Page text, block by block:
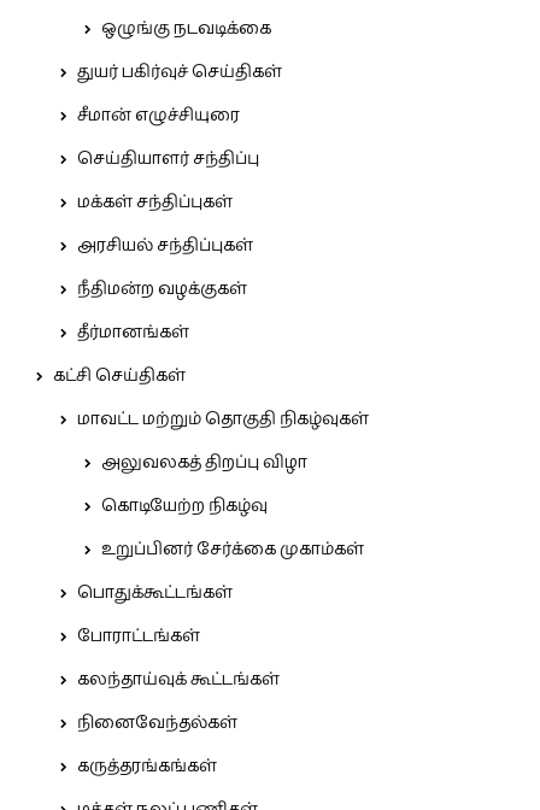
ஒழுங்கு நடவடிக்கை
துயர் பகிர்வுச் செய்திகள்
சீமான் எழுச்சியுரை
செய்தியாளர் சந்திப்பு
மக்கள் சந்திப்புகள்
அரசியல் சந்திப்புகள்
நீதிமன்ற வழக்குகள்
தீர்மானங்கள்
கட்சி செய்திகள்
மாவட்ட மற்றும் தொகுதி நிகழ்வுகள்
அலுவலகத் திறப்பு விழா
கொடியேற்ற நிகழ்வு
உறுப்பினர் சேர்க்கை முகாம்கள்
பொதுக்கூட்டங்கள்
போராட்டங்கள்
கலந்தாய்வுக் கூட்டங்கள்
நினைவேந்தல்கள்
கருத்தரங்கங்கள்